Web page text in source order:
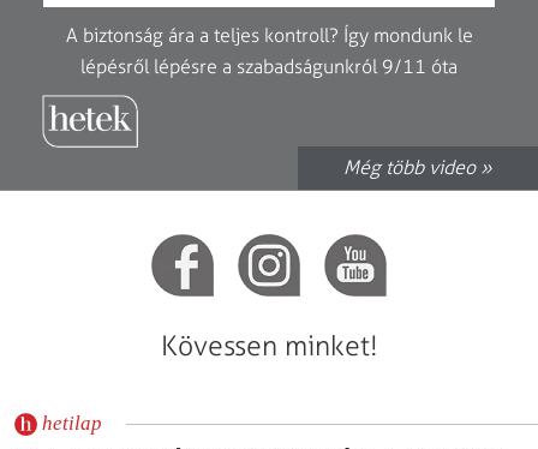
A biztonság ára a teljes kontroll? Így mondunk le
lépésről lépésre a szabadságunkról 9/11 óta
Még több video »
Kövessen minket!
hetilap